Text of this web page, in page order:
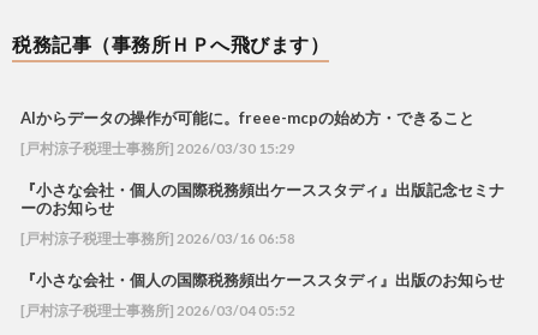
税務記事（事務所ＨＰへ飛びます）
AIからデータの操作が可能に。freee-mcpの始め方・できること
[戸村涼子税理士事務所] 2026/03/30 15:29
『小さな会社・個人の国際税務頻出ケーススタディ』出版記念セミナ
ーのお知らせ
[戸村涼子税理士事務所] 2026/03/16 06:58
『小さな会社・個人の国際税務頻出ケーススタディ』出版のお知らせ
[戸村涼子税理士事務所] 2026/03/04 05:52